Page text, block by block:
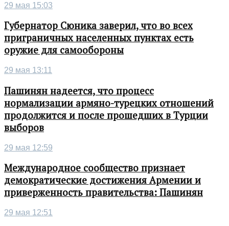
29 мая 15:03
Губернатор Сюника заверил, что во всех
приграничных населенных пунктах есть
оружие для самообороны
29 мая 13:11
Пашинян надеется, что процесс
нормализации армяно-турецких отношений
продолжится и после прошедших в Турции
выборов
29 мая 12:59
Международное сообщество признает
демократические достижения Армении и
приверженность правительства: Пашинян
29 мая 12:51